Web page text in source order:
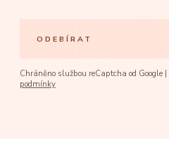
ODEBÍRAT
Chráněno službou reCaptcha od Google |
podmínky